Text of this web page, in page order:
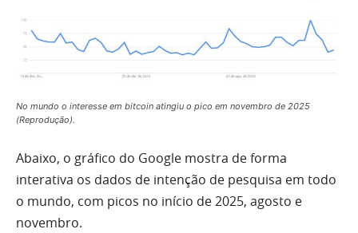
No mundo o interesse em bitcoin atingiu o pico em novembro de 2025
(Reprodução).
Abaixo, o gráfico do Google mostra de forma
interativa os dados de intenção de pesquisa em todo
o mundo, com picos no início de 2025, agosto e
novembro.